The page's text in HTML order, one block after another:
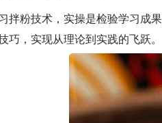
粉技术，实操是检验学习成果
巧，实现从理论到实践的飞跃。